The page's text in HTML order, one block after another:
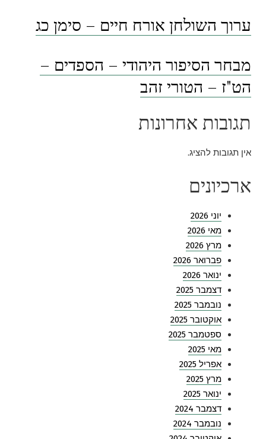
ערוך השולחן אורח חיים – סימן כג
מבחר הסיפור היהודי – הספדים –
הט"ז – הטורי זהב
תגובות אחרונות
אין תגובות להציג.
ארכיונים
יוני 2026
מאי 2026
מרץ 2026
פברואר 2026
ינואר 2026
דצמבר 2025
נובמבר 2025
אוקטובר 2025
ספטמבר 2025
מאי 2025
אפריל 2025
מרץ 2025
ינואר 2025
דצמבר 2024
נובמבר 2024